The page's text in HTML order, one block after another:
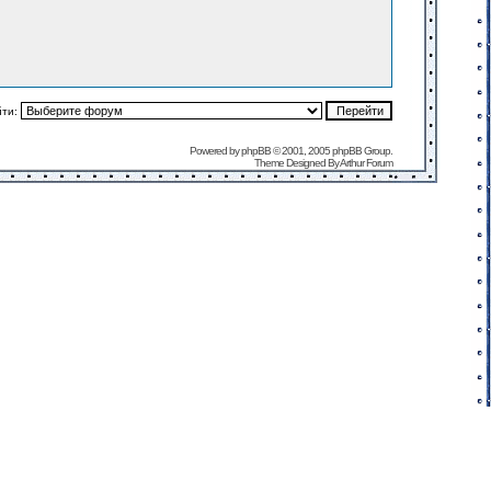
Powered byphpBB© 2001, 2005 phpBB Group.
Theme Designed ByArthur Forum